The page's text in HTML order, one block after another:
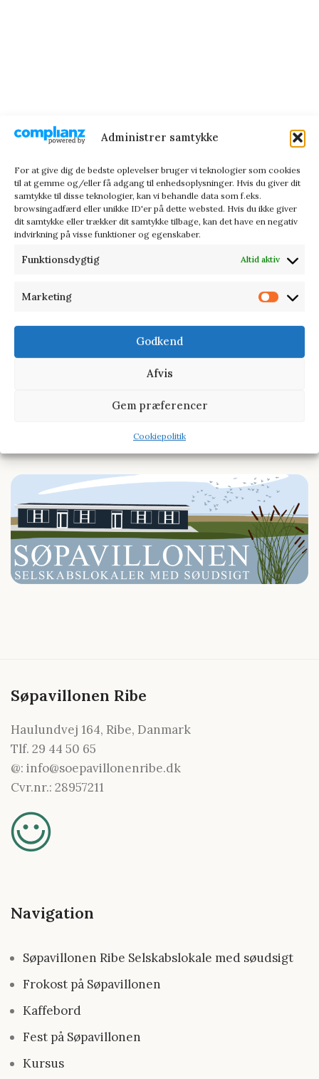
Administrer samtykke
For at give dig de bedste oplevelser bruger vi teknologier som cookies
til at gemme og/eller få adgang til enhedsoplysninger. Hvis du giver dit
samtykke til disse teknologier, kan vi behandle data som f.eks.
browsingadfærd eller unikke ID'er på dette websted. Hvis du ikke giver
dit samtykke eller trækker dit samtykke tilbage, kan det have en negativ
indvirkning på visse funktioner og egenskaber.
Funktionsdygtig Altid aktiv
Marketing
Godkend
Afvis
Gem præferencer
Cookiepolitik
Søpavillonen Ribe
Haulundvej 164, Ribe, Danmark
Tlf. 29 44 50 65
@: info@soepavillonenribe.dk
Cvr.nr.: 28957211
Navigation
Søpavillonen Ribe Selskabslokale med søudsigt
Frokost på Søpavillonen
Kaffebord
Fest på Søpavillonen
Kursus